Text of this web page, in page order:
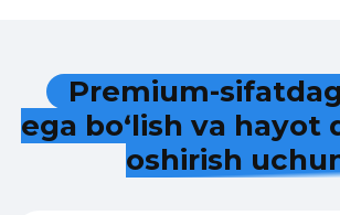
Premium-sifatda
ega bo‘lish va hayot
oshirish uchu